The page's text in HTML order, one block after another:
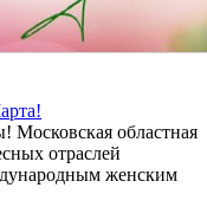
Московская областная
отраслей
женским